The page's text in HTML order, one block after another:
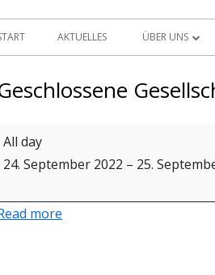
AKTUELLES ÜBER UNS
PRESSE
Geschlossene
Gesellschaft
All day
24. September 2022 – 25.
more